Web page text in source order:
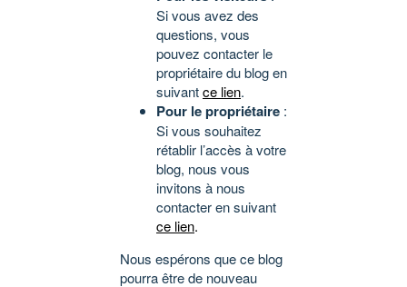
Si vous avez des
questions, vous
pouvez contacter le
propriétaire du blog en
suivantce lien.
Pour le propriétaire :
Si vous souhaitez
rétablir l’accès à votre
blog, nous vous
invitons à nous
contacter en suivant
ce lien.
Nous espérons que ce blog
pourra être de nouveau